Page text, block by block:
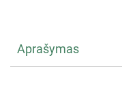
Aprašymas